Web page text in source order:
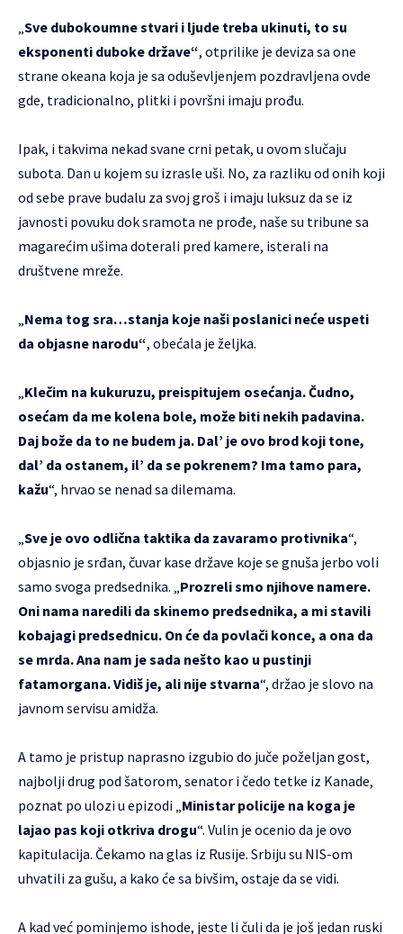
„Sve dubokoumne stvari i ljude treba ukinuti, to su
eksponenti duboke države“, otprilike je deviza sa one
strane okeana koja je sa oduševljenjem pozdravljena ovde
gde, tradicionalno, plitki i površni imaju prođu.
Ipak, i takvima nekad svane crni petak, u ovom slučaju
subota. Dan u kojem su izrasle uši. No, za razliku od onih koji
od sebe prave budalu za svoj groš i imaju luksuz da se iz
javnosti povuku dok sramota ne prođe, naše su tribune sa
magarećim ušima doterali pred kamere, isterali na
društvene mreže.
„Nema tog sra…stanja koje naši poslanici neće uspeti
da objasne narodu“, obećala je željka.
„Klečim na kukuruzu, preispitujem osećanja. Čudno,
osećam da me kolena bole, može biti nekih padavina.
Daj bože da to ne budem ja. Dal’ je ovo brod koji tone,
dal’ da ostanem, il’ da se pokrenem? Ima tamo para,
kažu“, hrvao se nenad sa dilemama.
„Sve je ovo odlična taktika da zavaramo protivnika“,
objasnio je srđan, čuvar kase države koje se gnuša jerbo voli
samo svoga predsednika. „Prozreli smo njihove namere.
Oni nama naredili da skinemo predsednika, a mi stavili
kobajagi predsednicu. On će da povlači konce, a ona da
se mrda. Ana nam je sada nešto kao u pustinji
fatamorgana. Vidiš je, ali nije stvarna“, držao je slovo na
javnom servisu amidža.
A tamo je pristup naprasno izgubio do juče poželjan gost,
najbolji drug pod šatorom, senator i čedo tetke iz Kanade,
poznat po ulozi u epizodi „Ministar policije na koga je
lajao pas koji otkriva drogu“. Vulin je ocenio da je ovo
kapitulacija. Čekamo na glas iz Rusije. Srbiju su NIS-om
uhvatili za gušu, a kako će sa bivšim, ostaje da se vidi.
A kad već pominjemo ishode, jeste li čuli da je još jedan ruski